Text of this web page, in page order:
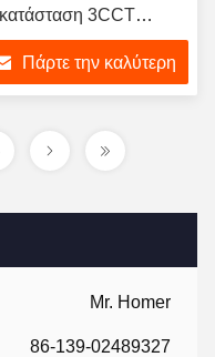
Mr. Homer
86-139-02489327
3CCT
3000K 4000K
Πάρτε την καλύτερη